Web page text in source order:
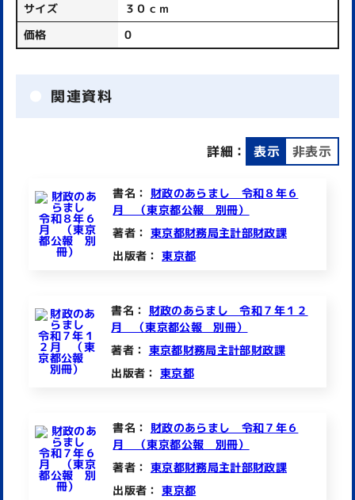
サイズ
３０ｃｍ
価格
0
関連資料
詳細： 表示 非表示
書名： 財政のあらまし 令和８年６
月 （東京都公報 別冊）
著者： 東京都財務局主計部財政課
出版者：東京都
書名： 財政のあらまし 令和７年１２
月 （東京都公報 別冊）
著者： 東京都財務局主計部財政課
出版者：東京都
書名： 財政のあらまし 令和７年６
月 （東京都公報 別冊）
著者： 東京都財務局主計部財政課
出版者：東京都